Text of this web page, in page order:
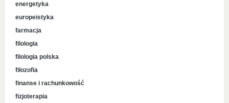
energetyka
europeistyka
farmacja
filologia
filologia polska
filozofia
finanse i rachunkowość
fizjoterapia